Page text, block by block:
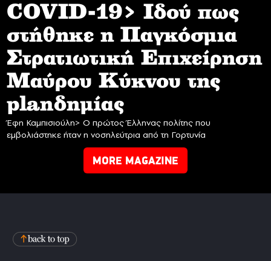
COVID-19> Iδού πως
στήθηκε η Παγκόσμια
Στρατιωτική Επιχείρηση
Mαύρου Κύκνου της
planδημίας
Έφη Καμπισιούλη> Ο πρώτος Έλληνας πολίτης που
εμβολιάστηκε ήταν η νοσηλεύτρια από τη Γορτυνία
MORE MAGAZINE